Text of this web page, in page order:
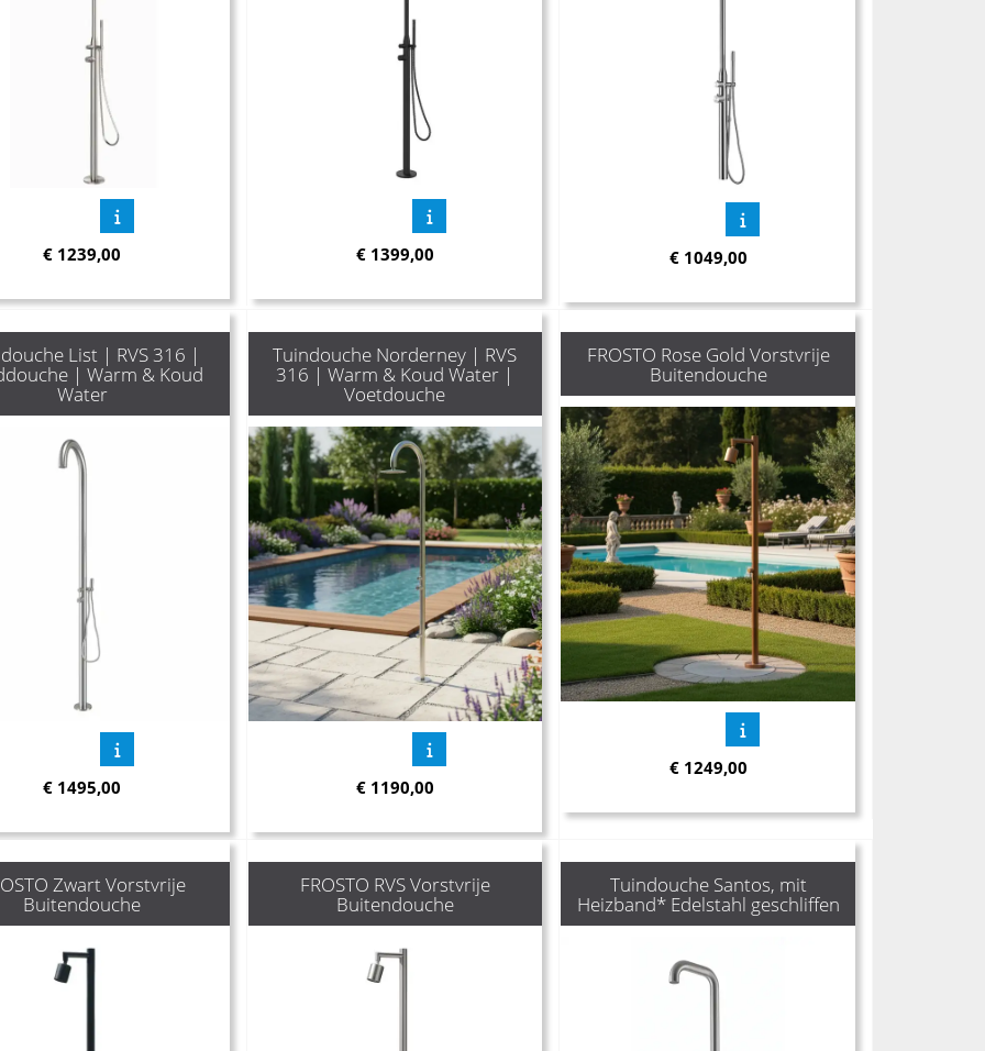
€ 1239,00 € 1399,00 € 1049,00
List | RVS 316 |
| Warm & Koud
Water
€ 1495,00
Tuindouche Norderney | RVS
316 | Warm & Koud Water |
Voetdouche
€ 1190,00
FROSTO Rose Gold Vorstvrije
Buitendouche
€ 1249,00
Zwart Vorstvrije
Buitendouche
FROSTO RVS Vorstvrije
Buitendouche
Tuindouche Santos, mit
Heizband* Edelstahl geschliffen